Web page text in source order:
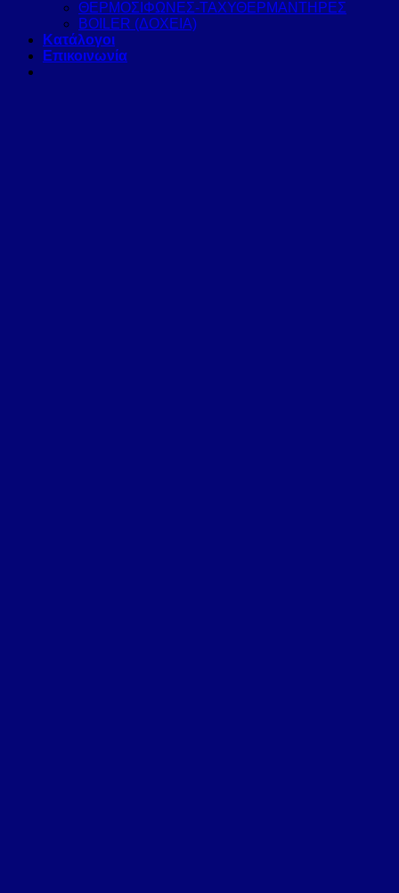
ΘΕΡΜΟΣΙΦΩΝΕΣ-ΤΑΧΥΘΕΡΜΑΝΤΗΡΕΣ
BOILER (ΔΟΧΕΙΑ)
Κατάλογοι
Επικοινωνία